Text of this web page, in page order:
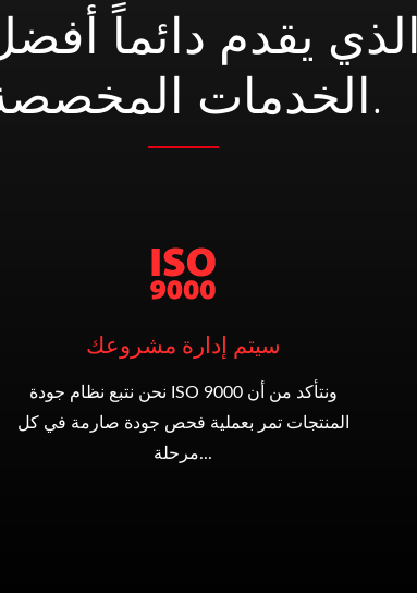
الخدمات المخصصة.
سيتم إدارة مشروعك
نحن نتبع نظام جودة ISO 9000 ونتأكد من أن
المنتجات تمر بعملية فحص جودة صارمة في كل
مرحلة...